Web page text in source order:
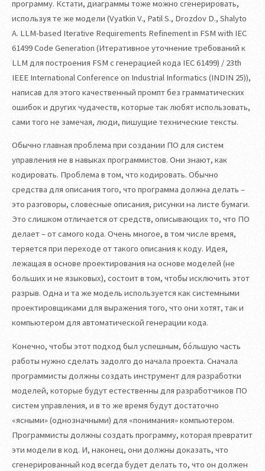
программу. Кстати, диаграммы тоже можно сгенерировать,
используя те же модели (Vyatkin V., Patil S., Drozdov D., Shalyto
A. LLM-based Iterative Requirements Refinement in FSM with IEC
61499 Code Generation (Итеративное уточнение требований к
LLM для построения FSM с генерацией кода IEC 61499) / 23th
IEEE International Conference on Industrial Informatics (INDIN 25)),
написав для этого качественный промпт без грамматических
ошибок и других чудачеств, которые так любят использовать,
сами того не замечая, люди, пишущие технические тексты.
Обычно главная проблема при создании ПО для систем
управления не в навыках программистов. Они знают, как
кодировать. Проблема в том, что кодировать. Обычно
средства для описания того, что программа должна делать –
это разговоры, словесные описания, рисунки на листе бумаги.
Это слишком отличается от средств, описывающих то, что ПО
делает – от самого кода. Очень многое, в том числе время,
теряется при переходе от такого описания к коду. Идея,
лежащая в основе проектирования на основе моделей (не
больших и не языковых), состоит в том, чтобы исключить этот
разрыв. Одна и та же модель используется как системными
проектировщиками для выражения того, что они хотят, так и
компьютером для автоматической генерации кода.
Конечно, чтобы этот подход был успешным, бо́льшую часть
работы нужно сделать задолго до начала проекта. Сначала
программисты должны создать инструмент для разработки
моделей, которые будут естественны для разработчиков ПО
систем управления, и в то же время будут достаточно
«ясными» (однозначными) для «понимания» компьютером.
Программисты должны создать программу, которая превратит
эти модели в код. И, наконец, они должны доказать, что
сгенерированный код всегда будет делать то, что он должен